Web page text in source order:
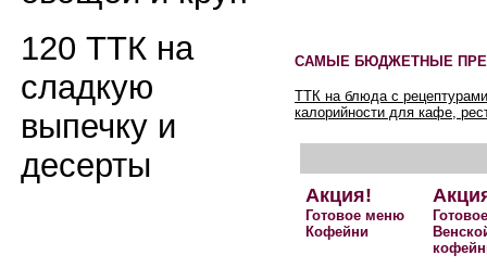
120 ТТК на
сладкую
выпечку и
десерты
САМЫЕ БЮДЖЕТНЫЕ
ТТК на блюда с
калорийности для кафе,
Акция!
Готовое меню
Кофейни